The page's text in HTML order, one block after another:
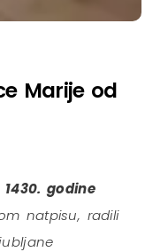
Marije od
godine
natpisu, radili